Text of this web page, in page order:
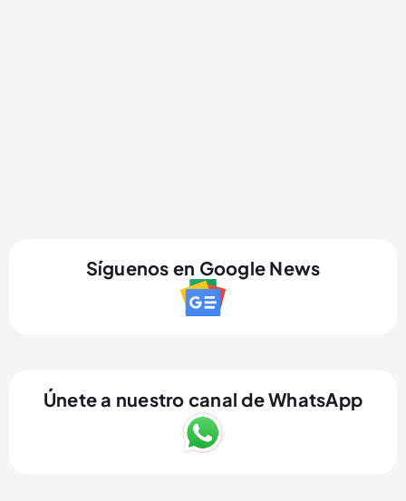
Síguenos en Google News
Únete a nuestro canal de WhatsApp